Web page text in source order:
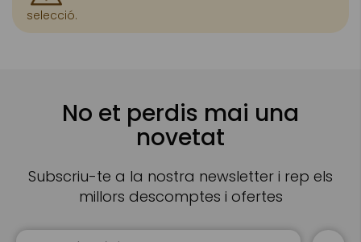
selecció.
No et perdis mai una
novetat
Subscriu-te a la nostra newsletter i rep els
millors descomptes i ofertes